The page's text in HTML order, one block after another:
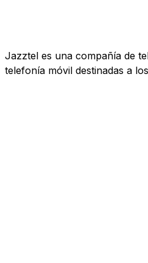
Jazztel es una compañía de
telefonía móvil destinadas a